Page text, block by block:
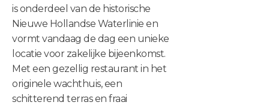
is onderdeel van de historische
Nieuwe Hollandse Waterlinie en
vormt vandaag de dag een unieke
locatie voor zakelijke bijeenkomst.
Met een gezellig restaurant in het
originele wachthuis, een
schitterend terras en fraai